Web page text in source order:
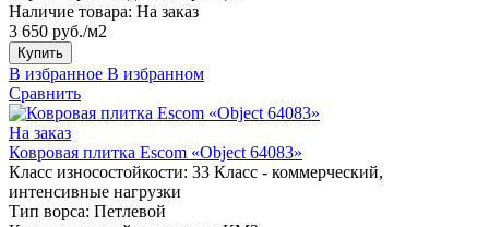
Наличие товара: На заказ
3 650 руб./м2
Купить
В избранное В избранном
Сравнить
На заказ
Ковровая плитка Escom «Object 64083»
Класс износостойкости: 33 Класс - коммерческий,
интенсивные нагрузки
Тип ворса: Петлевой